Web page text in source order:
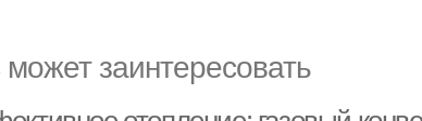
заинтересовать